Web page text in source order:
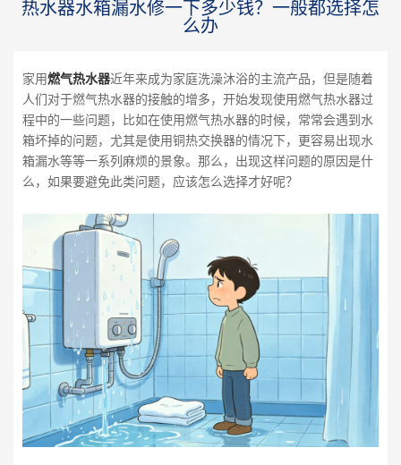
热水器水箱漏水修一下多少钱？一般都选择怎
么办
家用燃气热水器近年来成为家庭洗澡沐浴的主流产品，但是随着
人们对于燃气热水器的接触的增多，开始发现使用燃气热水器过
程中的一些问题，比如在使用燃气热水器的时候，常常会遇到水
箱坏掉的问题，尤其是使用铜热交换器的情况下，更容易出现水
箱漏水等等一系列麻烦的景象。那么，出现这样问题的原因是什
么，如果要避免此类问题，应该怎么选择才好呢？